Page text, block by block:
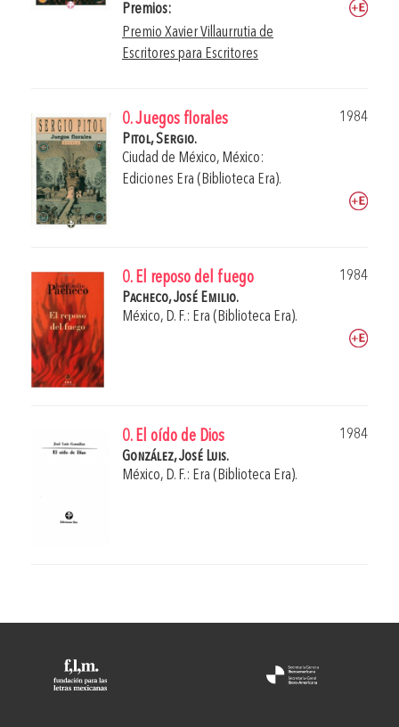
Premios:
Premio Xavier Villaurrutia de
Escritores para Escritores
0. Juegos florales
1984
Pitol, Sergio.
Ciudad de México, México:
Ediciones Era (Biblioteca Era).
0. El reposo del fuego
1984
Pacheco, José Emilio.
México, D. F.: Era (Biblioteca Era).
0. El oído de Dios
1984
González, José Luis.
México, D. F.: Era (Biblioteca Era).